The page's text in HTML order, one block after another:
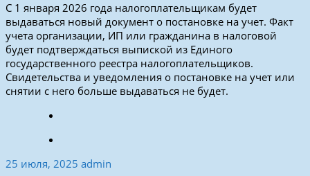
С 1 января 2026 года налогоплательщикам будет
выдаваться новый документ о постановке на учет. Факт
учета организации, ИП или гражданина в налоговой
будет подтверждаться выпиской из Единого
государственного реестра налогоплательщиков.
Свидетельства и уведомления о постановке на учет или
снятии с него больше выдаваться не будет.
25 июля, 2025 admin